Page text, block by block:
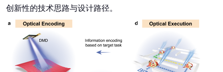
创新性的技术思路与设计路径。